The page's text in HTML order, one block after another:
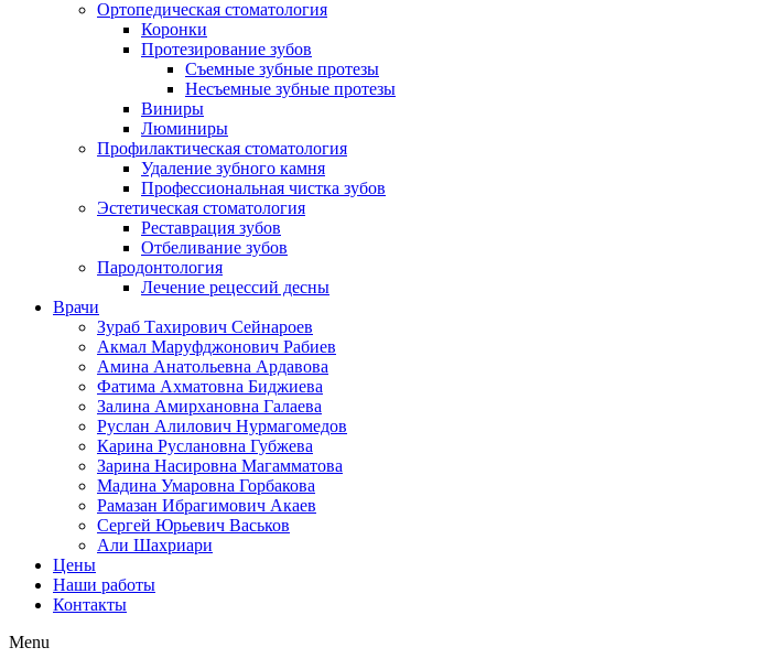
Ортопедическая стоматология
Коронки
Протезирование зубов
Съемные зубные протезы
Несъемные зубные протезы
Виниры
Люминиры
Профилактическая стоматология
Удаление зубного камня
Профессиональная чистка зубов
Эстетическая стоматология
Реставрация зубов
Отбеливание зубов
Пародонтология
Лечение рецессий десны
Врачи
Зураб Тахирович Сейнароев
Акмал Маруфджонович Рабиев
Амина Анатольевна Ардавова
Фатима Ахматовна Биджиева
Залина Амирхановна Галаева
Руслан Алилович Нурмагомедов
Карина Руслановна Губжева
Зарина Насировна Магамматова
Мадина Умаровна Горбакова
Рамазан Ибрагимович Акаев
Сергей Юрьевич Васьков
Али Шахриари
Цены
Наши работы
Контакты
Menu